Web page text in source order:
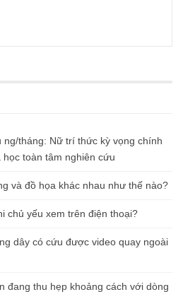
ng/tháng: Nữ trí thức kỳ vọng chính
toàn tâm nghiên cứu
và đồ họa khác nhau như thế nào?
chủ yếu xem trên điện thoại?
dây có cứu được video quay ngoài
đang thu hẹp khoảng cách với dòng